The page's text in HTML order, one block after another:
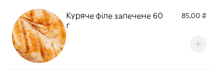
Куряче філе запечене 60
г
85,00 ₴